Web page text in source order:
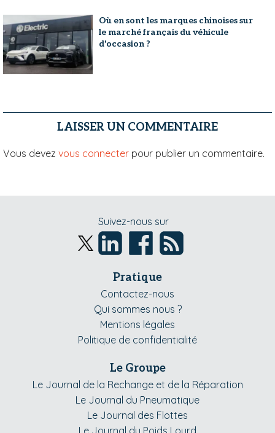
Où en sont les marques chinoises sur
le marché français du véhicule
d'occasion ?
LAISSER UN COMMENTAIRE
Vous devez vous connecter pour publier un commentaire.
Suivez-nous sur
Pratique
Contactez-nous
Qui sommes nous ?
Mentions légales
Politique de confidentialité
Le Groupe
Le Journal de la Rechange et de la Réparation
Le Journal du Pneumatique
Le Journal des Flottes